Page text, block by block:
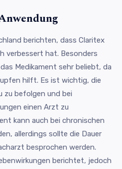
berichten, dass Claritex
verbessert hat. Besonders
Medikament sehr beliebt, da
hilft. Es ist wichtig, die
zu befolgen und bei
einen Arzt zu
kann auch bei chronischen
allerdings sollte die Dauer
besprochen werden.
berichtet, jedoch